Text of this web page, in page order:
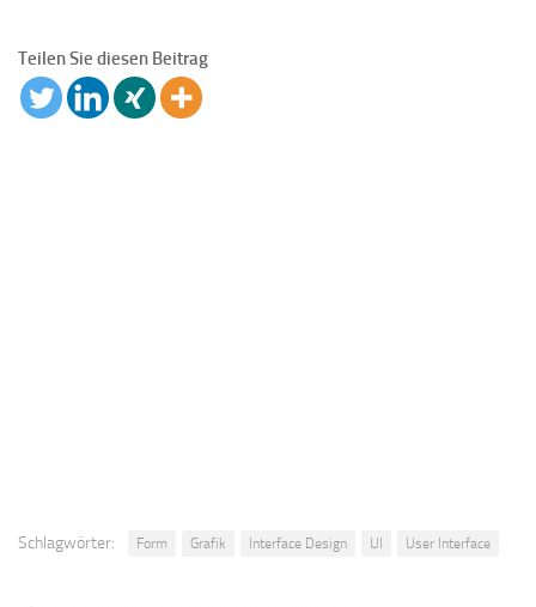
Teilen Sie diesen Beitrag
Schlagwörter: Form Grafik Interface Design UI User Interface